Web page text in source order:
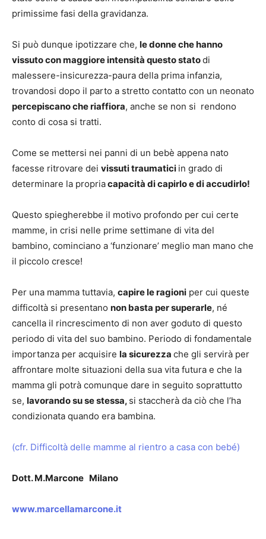
primissime fasi della gravidanza.
Si può dunque ipotizzare che, le donne che hanno
vissuto con maggiore intensità questo statodi
malessere-insicurezza-paura della prima infanzia,
trovandosi dopo il parto a stretto contatto con un neonato
percepiscano che riaffiora, anche se non si rendono
conto di cosa si tratti.
Come se mettersi nei panni di un bebè appena nato
facesse ritrovare dei vissuti traumatici in grado di
determinare la propriacapacità di capirlo e di accudirlo!
Questo spiegherebbe il motivo profondo per cui certe
mamme, in crisi nelle prime settimane di vita del
bambino, cominciano a ‘funzionare’ meglio man mano che
il piccolo cresce!
Per una mamma tuttavia, capire le ragioni per cui queste
difficoltà si presentano non basta per superarle, né
cancella il rincrescimento di non aver goduto di questo
periodo di vita del suo bambino. Periodo di fondamentale
importanza per acquisire la sicurezza che gli servirà per
affrontare molte situazioni della sua vita futura e che la
mamma gli potrà comunque dare in seguito soprattutto
se, lavorando su se stessa, si staccherà da ciò che l’ha
condizionata quando era bambina.
(cfr. Difficoltà delle mamme al rientro a casa con bebé)
Dott. M.Marcone Milano
www.marcellamarcone.it